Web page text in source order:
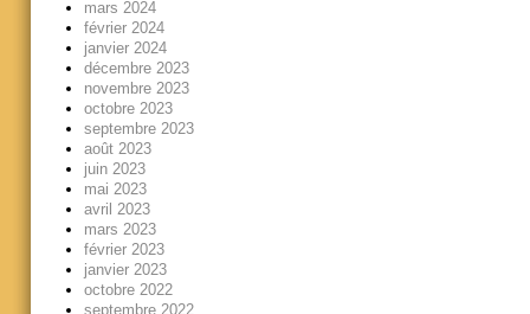
mars 2024
février 2024
janvier 2024
décembre 2023
novembre 2023
octobre 2023
septembre 2023
août 2023
juin 2023
mai 2023
avril 2023
mars 2023
février 2023
janvier 2023
octobre 2022
septembre 2022